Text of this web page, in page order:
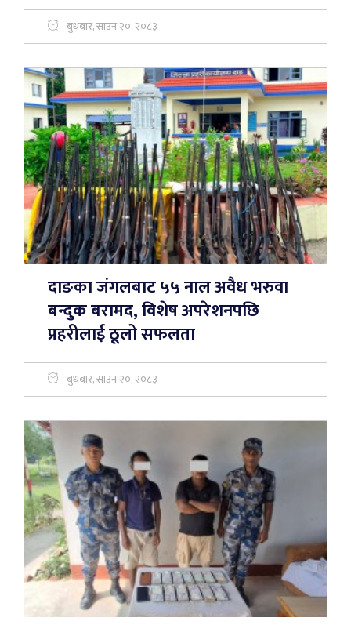
बुधबार, साउन २०, २०८३
दाङका जंगलबाट ५५ नाल अवैध भरुवा
बन्दुक बरामद, विशेष अपरेशनपछि
प्रहरीलाई ठूलो सफलता
बुधबार, साउन २०, २०८३